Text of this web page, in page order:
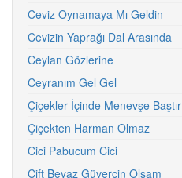
Ceviz Oynamaya Mı Geldin
Cevizin Yaprağı Dal Arasında
Ceylan Gözlerine
Ceyranım Gel Gel
Çiçekler İçinde Menevşe Baştır
Çiçekten Harman Olmaz
Cici Pabucum Cici
Çift Beyaz Güvercin Olsam